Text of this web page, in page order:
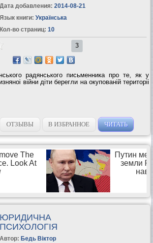
Дата добавления: 2014-08-21
Язык книги: Українська
Кол-во страниц: 10
3
радянського письменника про те, як у
вiйни дiти берегли на окупованiй територii
ОТЗЫВЫ В ИЗБРАННОЕ ЧИТАТЬ
ЮРИДИЧНА
ПСИХОЛОГІЯ
Автор: Бедь Віктор